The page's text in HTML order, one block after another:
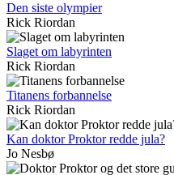
Den siste olympier
Rick Riordan
Slaget om labyrinten
Rick Riordan
Titanens forbannelse
Rick Riordan
Kan doktor Proktor redde jula?
Jo Nesbø